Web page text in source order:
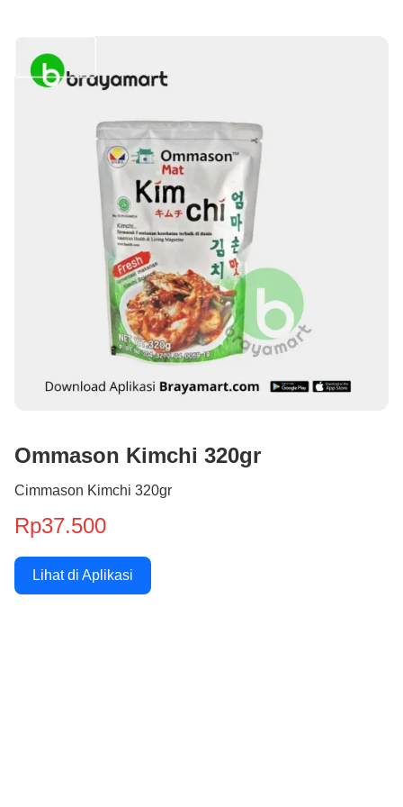
Ommason Kimchi 320gr
Cimmason Kimchi 320gr
Rp37.500
Lihat di Aplikasi